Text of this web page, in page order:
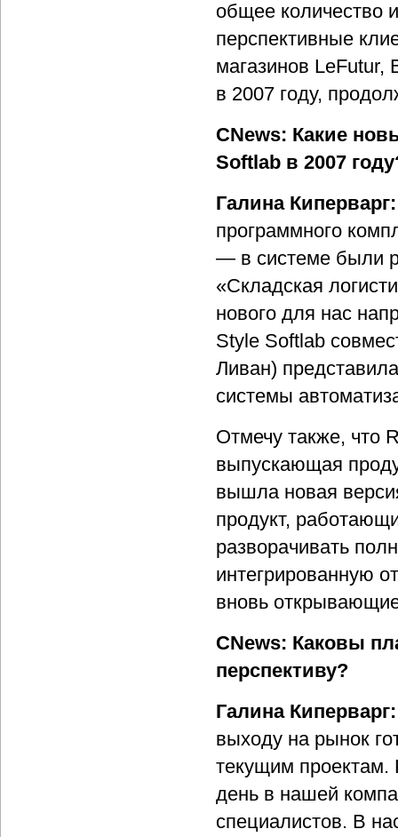
общее количество
перспективные
магазинов LeFutur,
в 2007 году,
CNews: Какие
Softlab в 2007
Галина Киперварг:
программного
— в системе были
«Складская
нового для нас
Style Softlab
Ливан)
системы
Отмечу также, что
выпускающая
вышла новая
продукт,
разворачивать
интегрированную
вновь
CNews: Каковы
перспективу?
Галина Киперварг:
выходу на рынок
текущим проектам.
день в нашей
специалистов. В